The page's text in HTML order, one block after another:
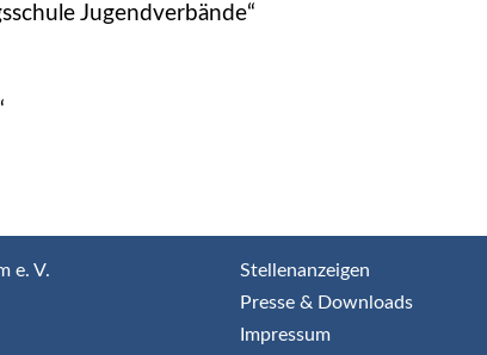
Jugendverbände“
e. V.
Stellenanzeigen
Presse & Downloads
Impressum